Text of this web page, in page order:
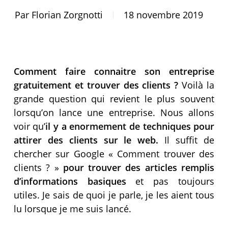
Par Florian Zorgnotti 18 novembre 2019
Comment faire connaitre son entreprise
gratuitement et trouver des clients ? Voilà la
grande question qui revient le plus souvent
lorsqu’on lance une entreprise. Nous allons
voir qu’il y a enormement de techniques pour
attirer des clients sur le web. Il suffit de
chercher sur Google « Comment trouver des
clients ? » pour trouver des articles remplis
d’informations basiques et pas toujours
utiles. Je sais de quoi je parle, je les aient tous
lu lorsque je me suis lancé.